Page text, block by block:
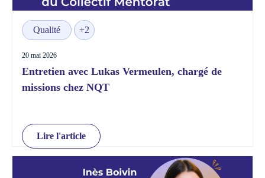
Qualité +2
20 mai 2026
Entretien avec Lukas Vermeulen, chargé de
missions chez NQT
Lire l'article